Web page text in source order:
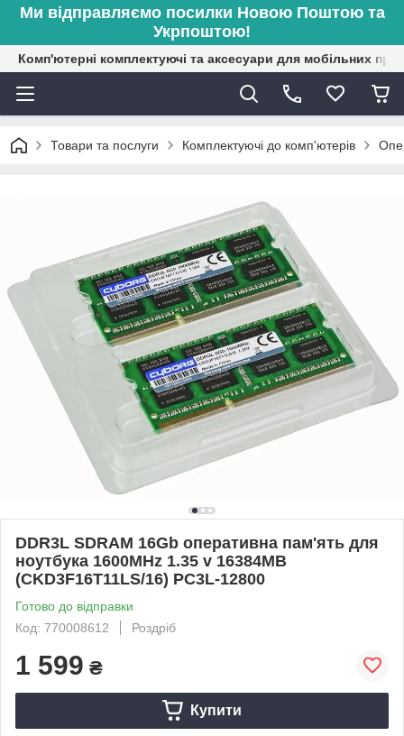
Ми відправляємо посилки Новою Поштою та
Укрпоштою!
Комп'ютерні комплектуючі та аксесуари для мобільних
Товари та послуги Комплектуючі до комп'ютерів
DDR3L SDRAM 16Gb оперативна пам'ять для
ноутбука 1600MHz 1.35 v 16384MB
(CKD3F16T11LS/16) PC3L-12800
Готово до відправки
Код: 770008612
Роздріб
1 599 ₴
Купити